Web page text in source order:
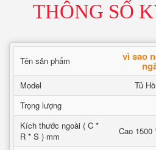
THÔNG SỐ
Tên sản phẩm vì sao
Model
Tủ
Trọng lượng
Kích thước ngoài ( C *
R * S ) mm
Cao 1500